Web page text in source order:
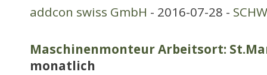
addcon swiss GmbH - 2016-07-28 -
Maschinenmonteur Arbeitsort:
monatlich